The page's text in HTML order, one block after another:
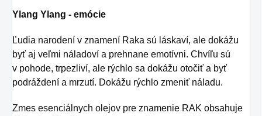
Ylang Ylang - emócie
Ľudia narodení v znamení Raka sú láskaví, ale dokážu
byť aj veľmi náladoví a prehnane emotívni. Chvíľu sú
v pohode, trpezliví, ale rýchlo sa dokážu otočiť a byť
podráždení a mrzutí. Dokážu rýchlo zmeniť náladu.
Zmes esenciálnych olejov pre znamenie RAK obsahuje